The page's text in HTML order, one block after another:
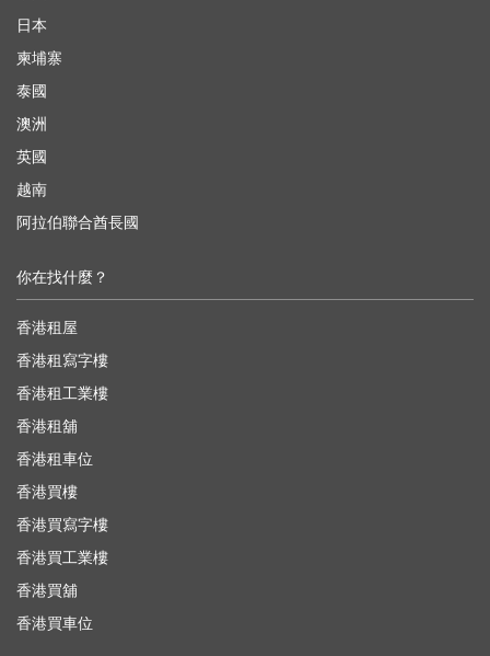
日本
柬埔寨
泰國
澳洲
英國
越南
阿拉伯聯合酋長國
你在找什麼？
香港租屋
香港租寫字樓
香港租工業樓
香港租舖
香港租車位
香港買樓
香港買寫字樓
香港買工業樓
香港買舖
香港買車位